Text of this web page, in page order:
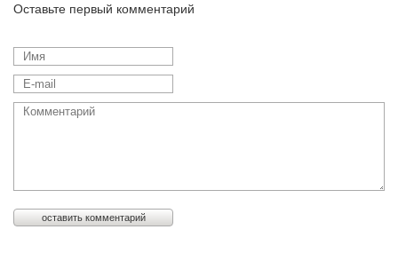
Оставьте первый комментарий